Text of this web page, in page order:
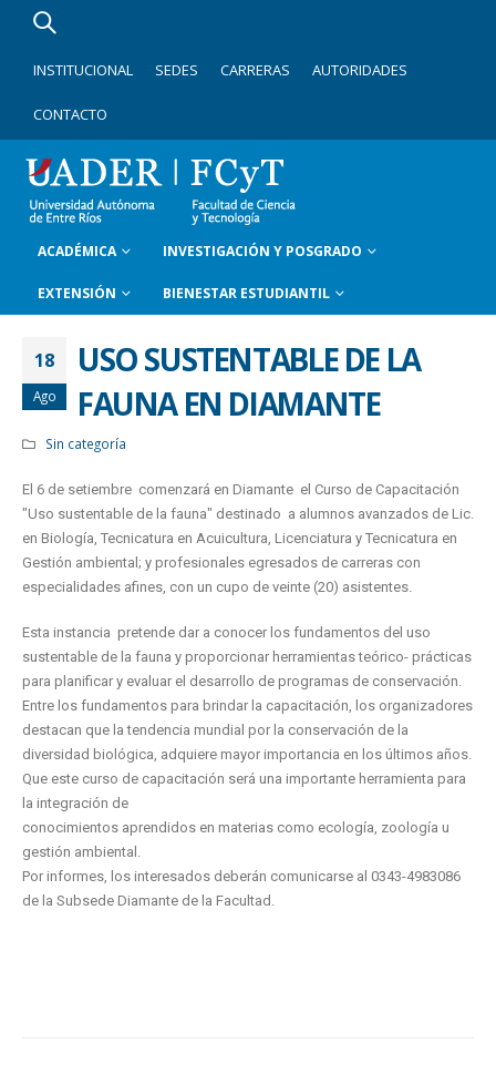
INSTITUCIONAL SEDES CARRERAS AUTORIDADES
CONTACTO
ACADÉMICA INVESTIGACIÓN Y POSGRADO
EXTENSIÓN BIENESTAR ESTUDIANTIL
18
Ago
USO SUSTENTABLE DE LA
FAUNA EN DIAMANTE
Sin categoría
El 6 de setiembre comenzará en Diamante el Curso de Capacitación
"Uso sustentable de la fauna" destinado a alumnos avanzados de Lic.
en Biología, Tecnicatura en Acuicultura, Licenciatura y Tecnicatura en
Gestión ambiental; y profesionales egresados de carreras con
especialidades afines, con un cupo de veinte (20) asistentes.
Esta instancia pretende dar a conocer los fundamentos del uso
sustentable de la fauna y proporcionar herramientas teórico- prácticas
para planificar y evaluar el desarrollo de programas de conservación.
Entre los fundamentos para brindar la capacitación, los organizadores
destacan que la tendencia mundial por la conservación de la
diversidad biológica, adquiere mayor importancia en los últimos años.
Que este curso de capacitación será una importante herramienta para
la integración de
conocimientos aprendidos en materias como ecología, zoología u
gestión ambiental.
Por informes, los interesados deberán comunicarse al 0343-4983086
de la Subsede Diamante de la Facultad.